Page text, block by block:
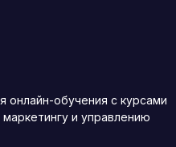
онлайн-обучения с курсами
и управлению